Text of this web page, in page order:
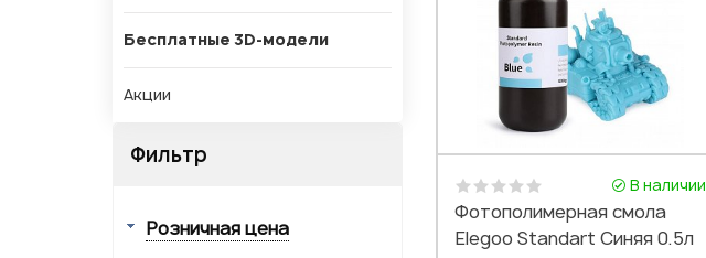
Бесплатные 3D-модели
Акции
Фильтр
Розничная цена
В наличии
Фотополимерная смола
Elegoo Standart Синяя 0.5л